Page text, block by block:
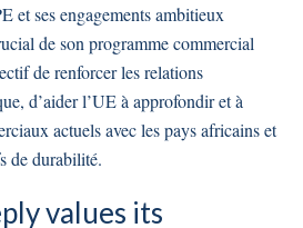
et ses engagements ambitieux
de son programme commercial
de renforcer les relations
d’aider l’UE à approfondir et à
actuels avec les pays africains et
de durabilité.
values its